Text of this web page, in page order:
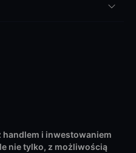
handlem i inwestowaniem
nie tylko, z możliwością